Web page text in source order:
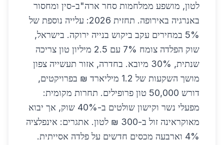
לטון, מושפע ממלחמות סחר ארה"ב-סין ומחסור
באנרגיה באירופה. תחזית 2026: עלייה נוספת של
5% במחירים עקב ביקוש בנייה ירוקה. בישראל,
שוק הפלדה צומח 7% עם 2.5 מיליון טון צריכה
שנתית, 30% מיובא. בחדרה, אזור תעשייה צפון
מושך השקעות של 1.2 מיליארד ₪ בפרויקטים,
דורש 50,000 טון פרופילים. תחרות מקומית:
מפעלי נשר וקישון שולטים ב-40% שוק, אך יבוא
מאוקראינה זול ב-300 ₪ לטון. אתגרים: אינפלציה
4% וארבעה מכסים חדשים על פלדה אסייתית.